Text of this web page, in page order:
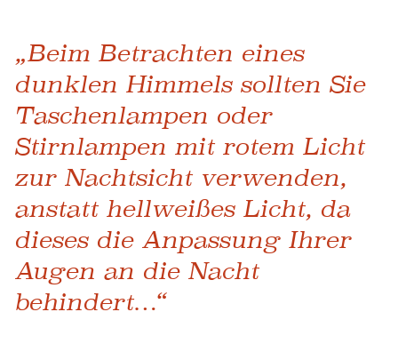
„Beim Betrachten eines
dunklen Himmels sollten Sie
Taschenlampen oder
Stirnlampen mit rotem Licht
zur Nachtsicht verwenden,
anstatt hellweißes Licht, da
dieses die Anpassung Ihrer
Augen an die Nacht
behindert…“